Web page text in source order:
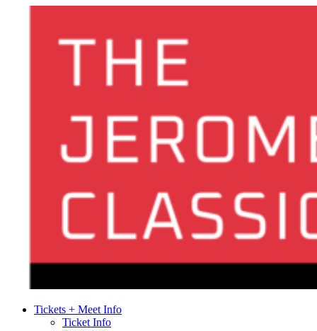
Tickets + Meet Info
Ticket Info